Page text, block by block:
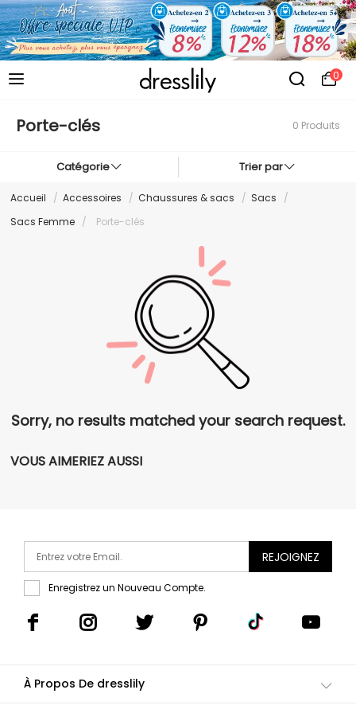
0
Porte-clés 0 Produits
Catégorie Trier par
Accueil / Accessoires / Chaussures & sacs / Sacs
/
Sacs Femme / Porte-clés
Sorry, no results matched your search request.
VOUS AIMERIEZ AUSSI
REJOIGNEZ
Enregistrez un Nouveau Compte.
À Propos De dresslily